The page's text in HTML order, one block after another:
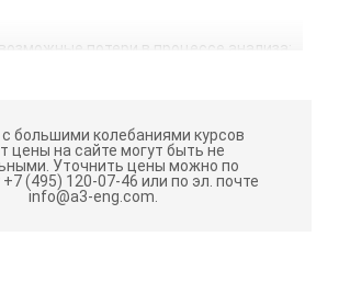
потери в процессе анализа;
(KELTRUN) ПОЗВОЛИТ
АЗОТ\БЕЛОК В САМОМ
ПЕРЕЧНЕ ВЕЩЕСТВ:
с большими колебаниями курсов
цены на сайте могут быть не
Уточнить цены можно по
(495) 120-07-46 или по эл. почте
info@a3-eng.com.